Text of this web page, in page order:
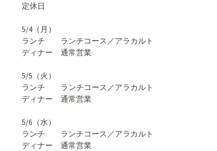
定休日
5/4（月）
ランチ ランチコース／アラカルト
ディナー 通常営業
5/5（火）
ランチ ランチコース／アラカルト
ディナー 通常営業
5/6（水）
ランチ ランチコース／アラカルト
ディナー 通常営業